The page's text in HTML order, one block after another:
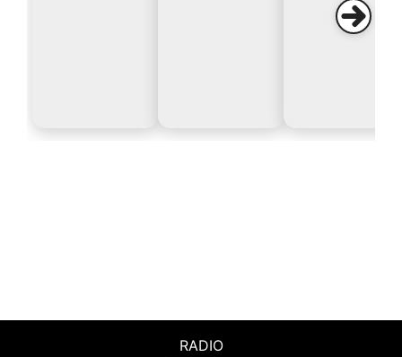
RADIO